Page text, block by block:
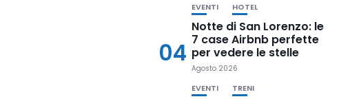
04
EVENTI HOTEL
Notte di San Lorenzo: le
7 case Airbnb perfette
per vedere le stelle
Agosto 2026
EVENTI TRENI